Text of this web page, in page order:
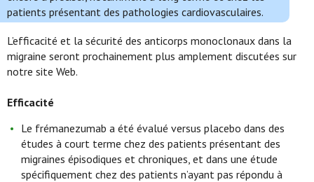
patients présentant des pathologies cardiovasculaires.
L’efficacité et la sécurité des anticorps monoclonaux dans la
migraine seront prochainement plus amplement discutées sur
notre site Web.
Efficacité
Le frémanezumab a été évalué versus placebo dans des
études à court terme chez des patients présentant des
migraines épisodiques et chroniques, et dans une étude
spécifiquement chez des patients n’ayant pas répondu à